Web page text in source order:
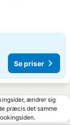
Se priser
ændrer sig
præcis det samme